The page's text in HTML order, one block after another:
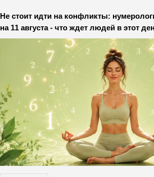
Не стоит идти на конфликты:
на 11 августа - что ждет людей в этот